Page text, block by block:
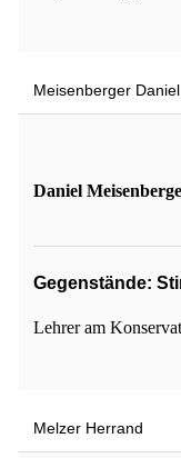
Meisenberger Daniel
Daniel
Gegenstände:
Lehrer am
Melzer Herrand